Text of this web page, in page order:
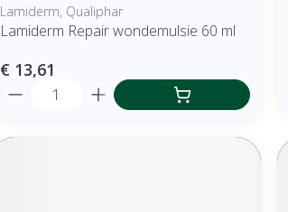
Lamiderm, Qualiphar
Lamiderm Repair wondemulsie 60 ml
€ 13,61